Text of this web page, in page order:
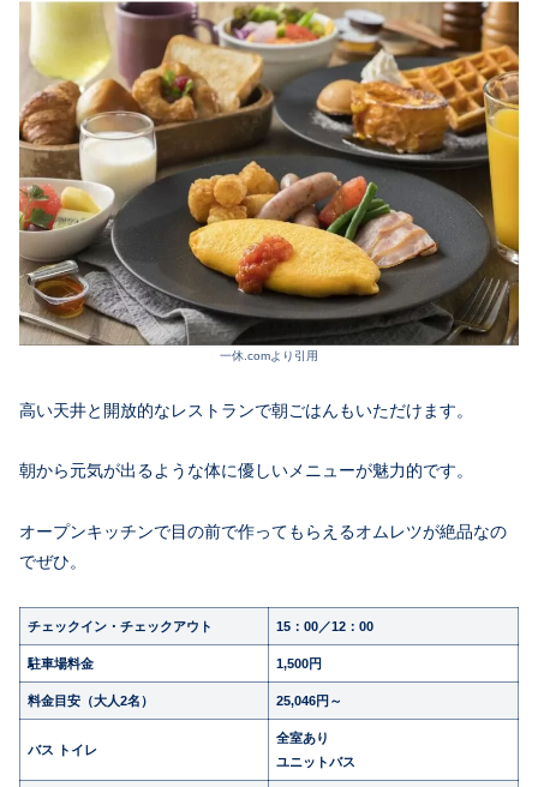
一休.comより引用
高い天井と開放的なレストランで朝ごはんもいただけます。
朝から元気が出るような体に優しいメニューが魅力的です。
オープンキッチンで目の前で作ってもらえるオムレツが絶品なの
でぜひ。
チェックイン・チェックアウト 15：00／12：00
駐車場料金 1,500円
料金目安（大人2名） 25,046円～
バス トイレ
全室あり
ユニットバス